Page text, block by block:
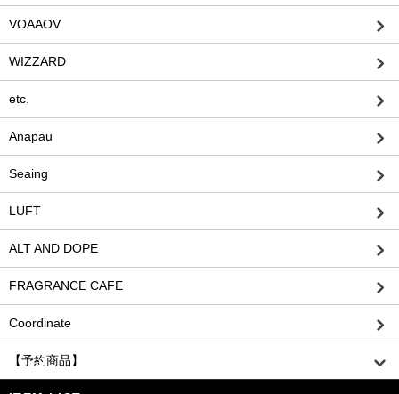
VOAAOV
WIZZARD
etc.
Anapau
Seaing
LUFT
ALT AND DOPE
FRAGRANCE CAFE
Coordinate
【予約商品】